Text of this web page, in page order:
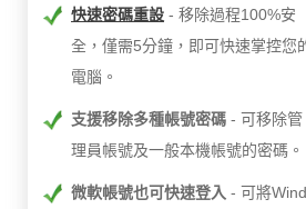
快速密碼重設
移除過程100%安
全，僅需5分鐘，即可快速掌控您
電腦。
支援移除多種帳號密碼
可移除管
理員帳號及一般本機帳號的密碼。
微軟帳號也可快速登入 可將